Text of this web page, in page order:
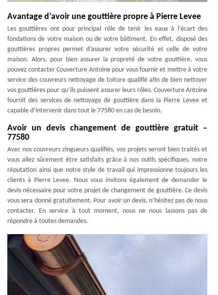
Avantage d’avoir une gouttière propre à Pierre Levee
Les gouttières ont pour principal rôle de tenir les eaux à l’écart des
fondations de votre maison ou de votre bâtiment. En effet, disposé des
gouttières propres permet d’assurer votre sécurité et celle de votre
maison. Alors, pour bien assurer la propreté de votre gouttière, vous
pouvez contacter Couverture Antoine pour vous fournir et mettre à votre
service des couvreurs nettoyage de toiture qualifié afin de bien nettoyer
vos gouttières pour qu’ils puissent assurer leurs rôles. Couverture Antoine
fournit des services de nettoyage de gouttière dans la Pierre Levee et
capable d’intervenir dans tout le 77580 en cas de besoin.
Avoir un devis changement de gouttière gratuit –
77580
Avec nos couvreurs zingueurs qualifiés, vos projets seront bien traités et
vous allez sûrement être satisfaits grâce à nos outils spécifiques, notre
réputation ainsi que notre style de travail qui impressionne toujours les
clients à Pierre Levee. Nous vous invitons également de demander le
devis nécessaire pour votre projet de changement de gouttière. Ce devis
vous sera donné gratuitement. Pour avoir un devis, n’hésitez pas de nous
contacter. En service à tout moment, nous ne nous lassons pas de
répondre à toutes demandes.